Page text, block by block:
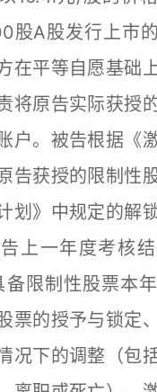
股A股发行上市
在平等自愿基础
将原告实际获授
户。被告根据《
告获授的限制性
划》中规定的解
上一年度考核
备限制性股票本
票的授予与锁定
况下的调整（包